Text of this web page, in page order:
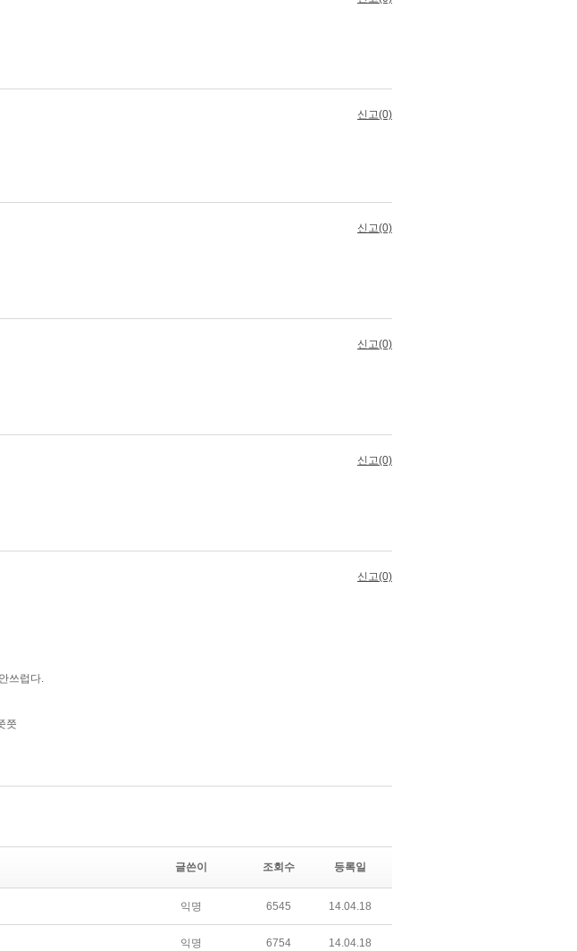
글쓴이 조회수 등록일
익명 6545 14.04.18
익명 6754 14.04.18